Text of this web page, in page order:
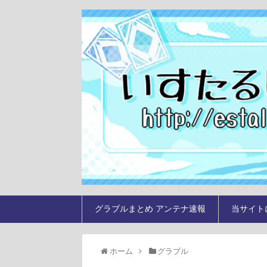
グラブルまとめ アンテナ速報 当サイ
ホーム グラブル